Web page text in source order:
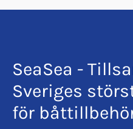
SeaSea -
Sveriges
för